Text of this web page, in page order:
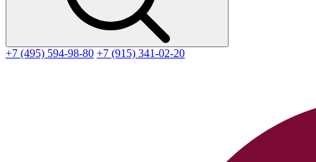
+7 (495) 594-98-80 +7 (915) 341-02-20